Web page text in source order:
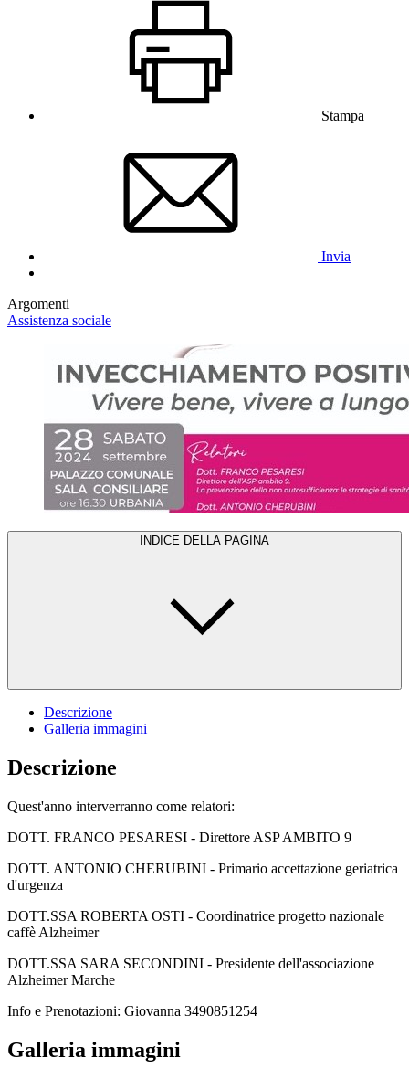
Stampa
Invia
Argomenti
Assistenza sociale
INDICE DELLA PAGINA
Descrizione
Galleria immagini
Descrizione
Quest'anno interverranno come relatori:
DOTT. FRANCO PESARESI - Direttore ASP AMBITO 9
DOTT. ANTONIO CHERUBINI - Primario accettazione geriatrica
d'urgenza
DOTT.SSA ROBERTA OSTI - Coordinatrice progetto nazionale
caffè Alzheimer
DOTT.SSA SARA SECONDINI - Presidente dell'associazione
Alzheimer Marche
Info e Prenotazioni: Giovanna 3490851254
Galleria immagini